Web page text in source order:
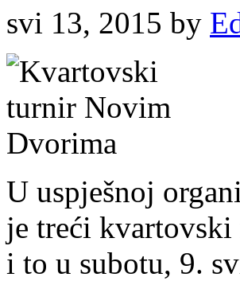
svi 13, 2015 by
U uspješnoj
je treći
i to u subotu, 9.